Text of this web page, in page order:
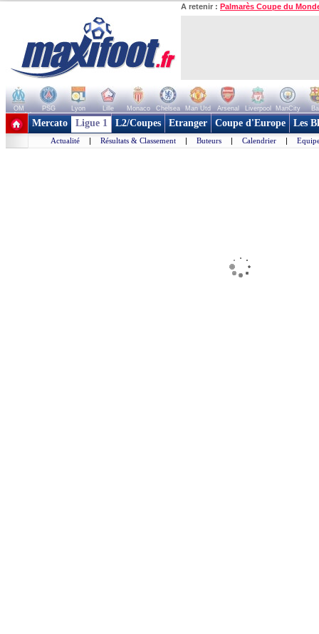
A retenir : Palmarès Coupe du
OM PSG Lyon Lille Monaco Chelsea Man Utd Arsenal Liverpool ManCity
+ de clubs
Mercato Ligue 1 L2/Coupes Etranger Coupe d'Europe Les
Actualité | Résultats & Classement | Buteurs | Calendrier |